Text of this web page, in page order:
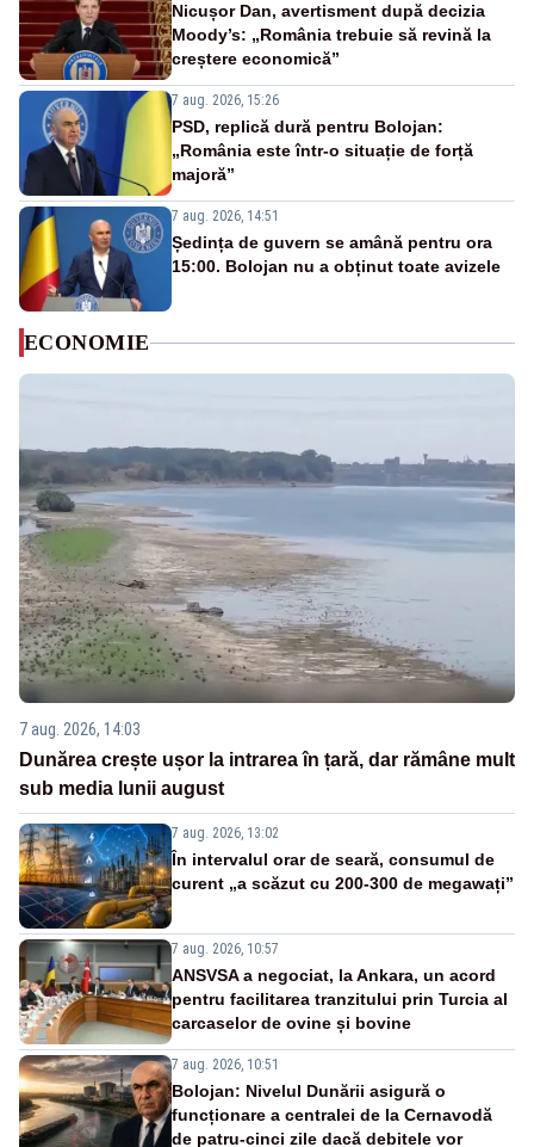
Nicușor Dan, avertisment după decizia
Moody’s: „România trebuie să revină la
creștere economică”
7 aug. 2026, 15:26
PSD, replică dură pentru Bolojan:
„România este într-o situație de forță
majoră”
7 aug. 2026, 14:51
Ședința de guvern se amână pentru ora
15:00. Bolojan nu a obținut toate avizele
ECONOMIE
7 aug. 2026, 14:03
Dunărea crește ușor la intrarea în țară, dar rămâne mult
sub media lunii august
7 aug. 2026, 13:02
În intervalul orar de seară, consumul de
curent „a scăzut cu 200-300 de megawați”
7 aug. 2026, 10:57
ANSVSA a negociat, la Ankara, un acord
pentru facilitarea tranzitului prin Turcia al
carcaselor de ovine și bovine
7 aug. 2026, 10:51
Bolojan: Nivelul Dunării asigură o
funcționare a centralei de la Cernavodă
de patru-cinci zile dacă debitele vor